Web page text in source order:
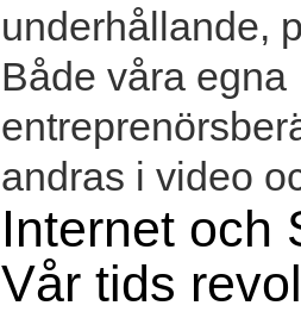
underhållande,
Både våra egna
andras i video
Internet och
Vår tids